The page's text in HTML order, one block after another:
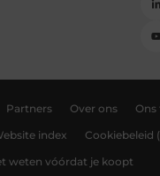
Partners Over ons Ons
index Cookiebeleid
weten vóórdat je koopt